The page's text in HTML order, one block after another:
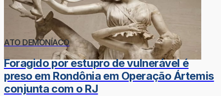
ATO DEMONÍACO
Foragido por estupro de vulnerável é
preso em Rondônia em Operação Ártemis
conjunta com o RJ